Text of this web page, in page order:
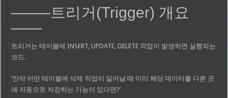
——–트리거(Trigger) 개요
——
트리거는 테이블에 INSERT, UPDATE, DELETE 작업이 발생하면 실행되는
코드.
‘만약 어떤 테이블에 삭제 작업이 일어날 때 미리 해당 데이터를 다른 곳
에 자동으로 저장하는 기능이 있다면?’